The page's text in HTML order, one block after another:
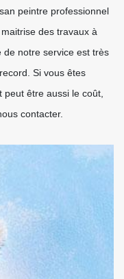
peintre professionnel
des travaux à
de notre service est très
Si vous êtes
être aussi le coût,
contacter.